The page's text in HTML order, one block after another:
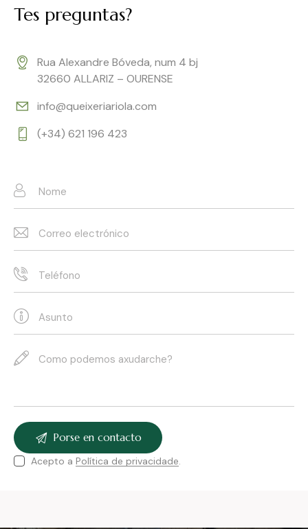
Tes preguntas?
Rua Alexandre Bóveda, num 4 bj
32660 ALLARIZ – OURENSE
info@queixeriariola.com
(+34) 621 196 423
Acepto a Política de privacidade.